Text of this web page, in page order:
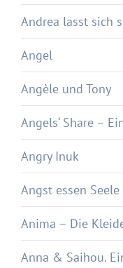
Andrea lässt sich
Angel
Angèle und Tony
Angels‘ Share –
Angry Inuk
Angst essen
Anima – Die
Anna & Saihou.